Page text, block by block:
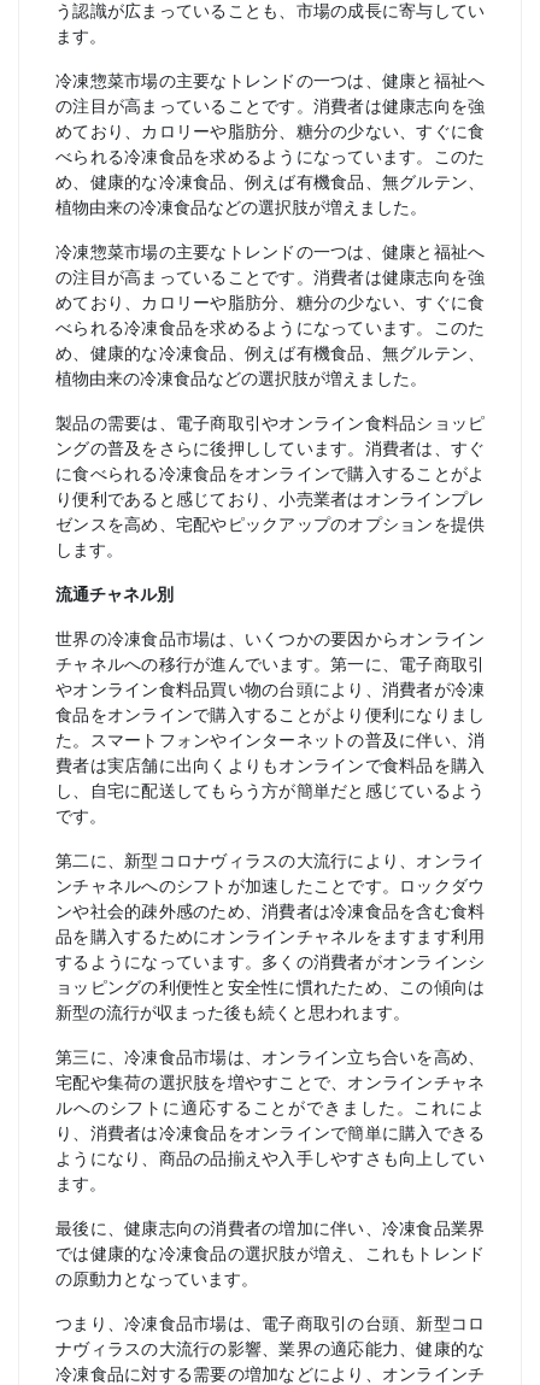
う認識が広まっていることも、市場の成長に寄与してい
ます。
冷凍惣菜市場の主要なトレンドの一つは、健康と福祉へ
の注目が高まっていることです。消費者は健康志向を強
めており、カロリーや脂肪分、糖分の少ない、すぐに食
べられる冷凍食品を求めるようになっています。このた
め、健康的な冷凍食品、例えば有機食品、無グルテン、
植物由来の冷凍食品などの選択肢が増えました。
冷凍惣菜市場の主要なトレンドの一つは、健康と福祉へ
の注目が高まっていることです。消費者は健康志向を強
めており、カロリーや脂肪分、糖分の少ない、すぐに食
べられる冷凍食品を求めるようになっています。このた
め、健康的な冷凍食品、例えば有機食品、無グルテン、
植物由来の冷凍食品などの選択肢が増えました。
製品の需要は、電子商取引やオンライン食料品ショッピ
ングの普及をさらに後押ししています。消費者は、すぐ
に食べられる冷凍食品をオンラインで購入することがよ
り便利であると感じており、小売業者はオンラインプレ
ゼンスを高め、宅配やピックアップのオプションを提供
します。
流通チャネル別
世界の冷凍食品市場は、いくつかの要因からオンライン
チャネルへの移行が進んでいます。第一に、電子商取引
やオンライン食料品買い物の台頭により、消費者が冷凍
食品をオンラインで購入することがより便利になりまし
た。スマートフォンやインターネットの普及に伴い、消
費者は実店舗に出向くよりもオンラインで食料品を購入
し、自宅に配送してもらう方が簡単だと感じているよう
です。
第二に、新型コロナヴィラスの大流行により、オンライ
ンチャネルへのシフトが加速したことです。ロックダウ
ンや社会的疎外感のため、消費者は冷凍食品を含む食料
品を購入するためにオンラインチャネルをますます利用
するようになっています。多くの消費者がオンラインシ
ョッピングの利便性と安全性に慣れたため、この傾向は
新型の流行が収まった後も続くと思われます。
第三に、冷凍食品市場は、オンライン立ち合いを高め、
宅配や集荷の選択肢を増やすことで、オンラインチャネ
ルへのシフトに適応することができました。これによ
り、消費者は冷凍食品をオンラインで簡単に購入できる
ようになり、商品の品揃えや入手しやすさも向上してい
ます。
最後に、健康志向の消費者の増加に伴い、冷凍食品業界
では健康的な冷凍食品の選択肢が増え、これもトレンド
の原動力となっています。
つまり、冷凍食品市場は、電子商取引の台頭、新型コロ
ナヴィラスの大流行の影響、業界の適応能力、健康的な
冷凍食品に対する需要の増加などにより、オンラインチ